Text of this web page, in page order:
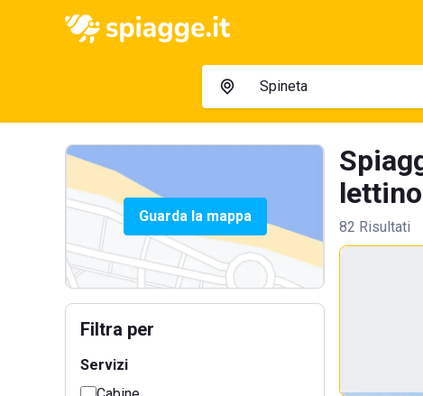
Guarda la mappa
Filtra per
Servizi
82 Risultati